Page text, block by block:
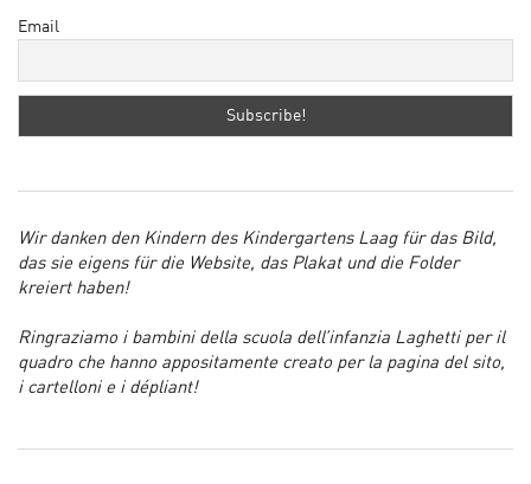
Email
Wir danken den Kindern des Kindergartens Laag für das Bild,
das sie eigens für die Website, das Plakat und die Folder
kreiert haben!
Ringraziamo i bambini della scuola dell’infanzia Laghetti per il
quadro che hanno appositamente creato per la pagina del sito,
i cartelloni e i dépliant!